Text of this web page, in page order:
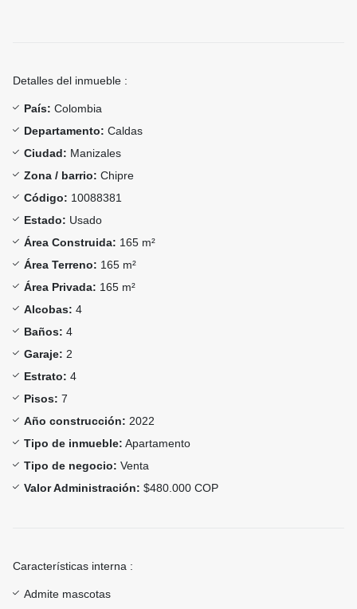
Detalles del inmueble :
País: Colombia
Departamento: Caldas
Ciudad: Manizales
Zona / barrio: Chipre
Código: 10088381
Estado: Usado
Área Construida: 165 m²
Área Terreno: 165 m²
Área Privada: 165 m²
Alcobas: 4
Baños: 4
Garaje: 2
Estrato: 4
Pisos: 7
Año construcción: 2022
Tipo de inmueble: Apartamento
Tipo de negocio: Venta
Valor Administración: $480.000 COP
Características interna :
Admite mascotas